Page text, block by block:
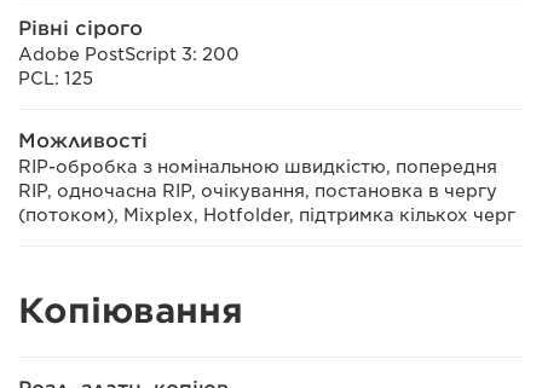
Рівні сірого
Adobe PostScript 3: 200
PCL: 125
Можливості
RIP-обробка з номінальною швидкістю, попередня
RIP, одночасна RIP, очікування, постановка в чергу
(потоком), Mixplex, Hotfolder, підтримка кількох черг
Копіювання